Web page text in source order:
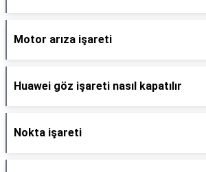
Motor arıza işareti
Huawei göz işareti nasıl kapatılır
Nokta işareti